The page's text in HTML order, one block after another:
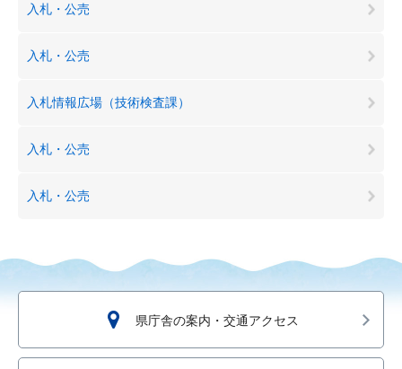
入札・公売
入札・公売
入札情報広場（技術検査課）
入札・公売
入札・公売
県庁舎の案内・交通アクセス